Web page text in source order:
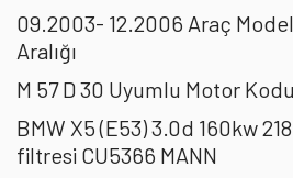
09.2003- 12.2006 Araç Model
Aralığı
M 57 D 30 Uyumlu Motor Kodu
BMW X5 (E53) 3.0d 160kw
filtresi CU5366 MANN